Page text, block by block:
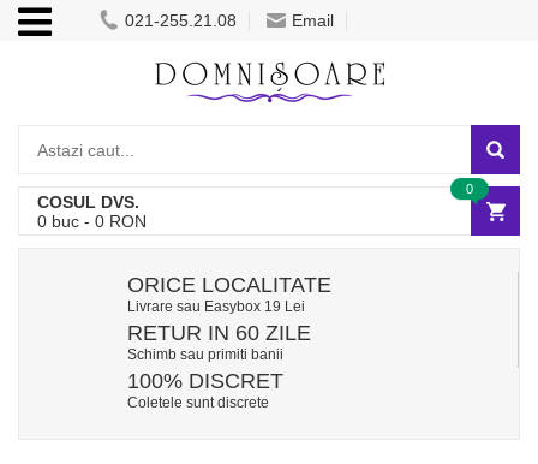
021-255.21.08 Email
COSUL DVS.
0 buc - 0 RON
0
ORICE LOCALITATE
Livrare sau Easybox 19 Lei
RETUR IN 60 ZILE
Schimb sau primiti banii
100% DISCRET
Coletele sunt discrete